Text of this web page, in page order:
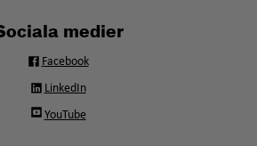
medier
Facebook
LinkedIn
YouTube